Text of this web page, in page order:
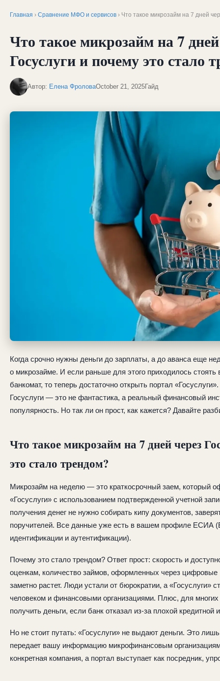
Главная › Сравнение МФО и сервисов › Что такое микрозайм на 7 дней
Что такое микрозайм на 7
Госуслуги и почему это стало
Автор: Елена ФроловаOctober 21, 2025Гайд
Когда срочно нужны деньги до зарплаты, а до аванса еще
о микрозайме. И если раньше для этого приходилось стоять
банкомат, то теперь достаточно открыть портал
Госуслуги — это не фантастика, а реальный финансовый
популярность. Но так ли он прост, как кажется? Давайте
Что такое микрозайм на 7 дней через
это стало трендом?
Микрозайм на неделю — это краткосрочный заем, который
«Госуслуги» с использованием подтвержденной учетной
получения денег не нужно собирать кипу документов,
поручителей. Все данные уже есть в вашем профиле ЕСИА
идентификации и аутентификации).
Почему это стало трендом? Ответ прост: скорость и
оценкам, количество займов, оформленных через
заметно растет. Люди устали от бюрократии, а «Госуслуги»
человеком и финансовыми организациями. Плюс, для
получить деньги, если банк отказал из-за плохой кредитной
Но не стоит путать: «Госуслуги» не выдают деньги. Это
передает вашу информацию микрофинансовым
конкретная компания, а портал выступает как посредник,